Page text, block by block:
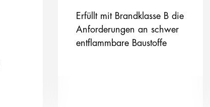
Erfüllt mit Brandklasse B die
Anforderungen an schwer
entflammbare Baustoffe